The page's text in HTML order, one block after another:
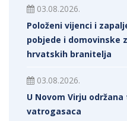
03.08.2026.
Položeni vijenci i
pobjede i domovinske
hrvatskih branitelja
03.08.2026.
U Novom Virju
vatrogasaca